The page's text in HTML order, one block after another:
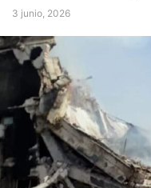
3 junio, 2026